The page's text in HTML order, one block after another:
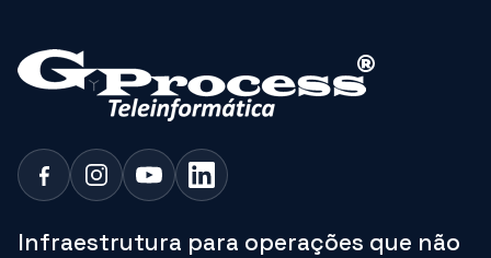
Infraestrutura para operações que não